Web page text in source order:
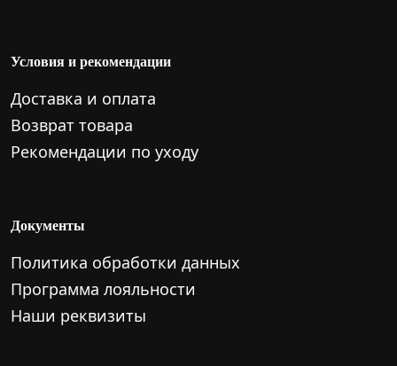
Условия и рекомендации
Доставка и оплата
Возврат товара
Рекомендации по уходу
Документы
Политика обработки данных
Программа лояльности
Наши реквизиты